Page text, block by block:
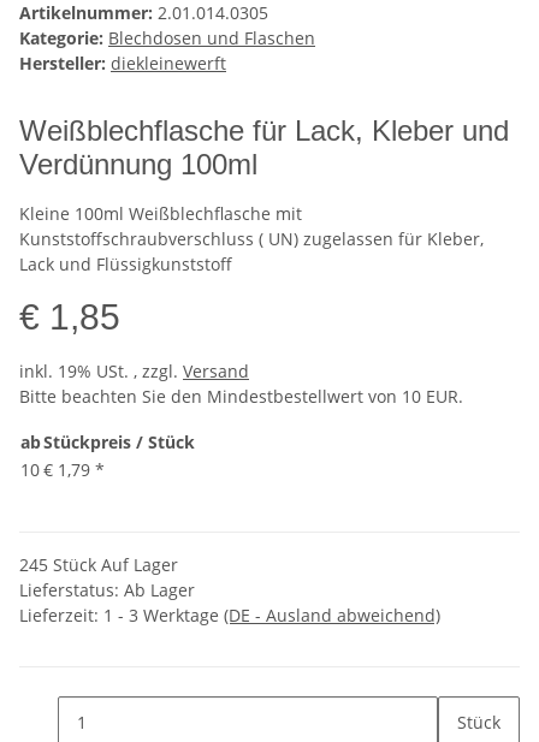
Artikelnummer: 2.01.014.0305
Kategorie: Blechdosen und Flaschen
Hersteller: diekleinewerft
Weißblechflasche für Lack, Kleber und
Verdünnung 100ml
Kleine 100ml Weißblechflasche mit
Kunststoffschraubverschluss ( UN) zugelassen für Kleber,
Lack und Flüssigkunststoff
€ 1,85
inkl. 19% USt. , zzgl. Versand
Bitte beachten Sie den Mindestbestellwert von 10 EUR.
abStückpreis / Stück
10€ 1,79 *
245 Stück Auf Lager
Lieferstatus: Ab Lager
Lieferzeit: 1 - 3 Werktage (DE - Ausland abweichend)
Stück